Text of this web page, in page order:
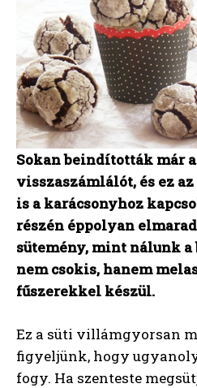
Sokan beindították már
visszaszámlálót, és ez
is a karácsonyhoz
részén éppolyan
sütemény, mint nálunk
nem csokis, hanem
fűszerekkel készül.
Ez a süti villámgyorsan
figyeljünk, hogy
fogy. Ha szenteste